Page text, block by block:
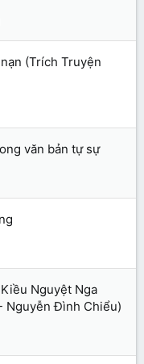
(Trích Truyện
văn bản tự sự
Nguyệt Nga
Nguyễn Đình Chiểu)